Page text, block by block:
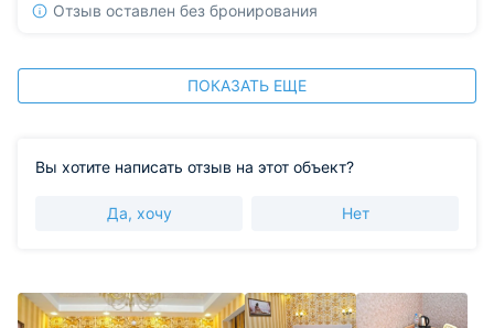
Отзыв оставлен без бронирования
ПОКАЗАТЬ ЕЩЕ
Вы хотите написать отзыв на этот объект?
Да, хочу Нет